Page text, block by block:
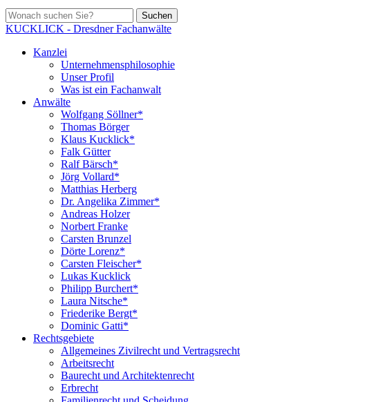
Suchen
KUCKLICK - Dresdner Fachanwälte
Kanzlei
Unternehmensphilosophie
Unser Profil
Was ist ein Fachanwalt
Anwälte
Wolfgang Söllner*
Thomas Börger
Klaus Kucklick*
Falk Gütter
Ralf Bärsch*
Jörg Vollard*
Matthias Herberg
Dr. Angelika Zimmer*
Andreas Holzer
Norbert Franke
Carsten Brunzel
Dörte Lorenz*
Carsten Fleischer*
Lukas Kucklick
Philipp Burchert*
Laura Nitsche*
Friederike Bergt*
Dominic Gatti*
Rechtsgebiete
Allgemeines Zivilrecht und Vertragsrecht
Arbeitsrecht
Baurecht und Architektenrecht
Erbrecht